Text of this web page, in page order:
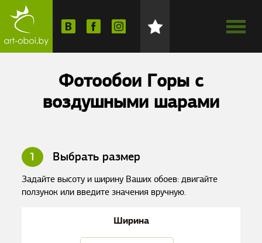
Фотообои Горы с
воздушными шарами
1 Выбрать размер
Задайте высоту и ширину Ваших обоев: двигайте
ползунок или введите значения вручную.
Ширина